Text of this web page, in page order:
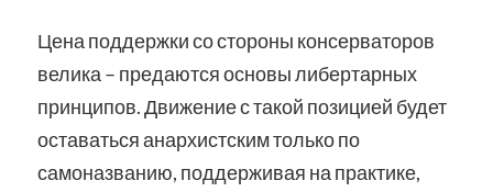
Цена поддержки со стороны консерваторов
велика – предаются основы либертарных
принципов. Движение с такой позицией будет
оставаться анархистским только по
самоназванию, поддерживая на практике,